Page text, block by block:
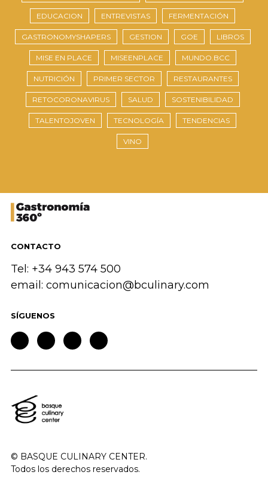
EDUCACION ENTREVISTAS FERMENTACIÓN
GASTRONOMYSHAPERS GESTION GOE LIBROS
MISE EN PLACE MISEENPLACE MUNDO.BCC
NUTRICIÓN PRIMER SECTOR RESTAURANTES
RETOCORONAVIRUS SALUD SOSTENIBILIDAD
TALENTOJOVEN TECNOLOGÍA TENDENCIAS
VINO
CONTACTO
Tel: +34 943 574 500
email: comunicacion@bculinary.com
SÍGUENOS
© BASQUE CULINARY CENTER.
Todos los derechos reservados.